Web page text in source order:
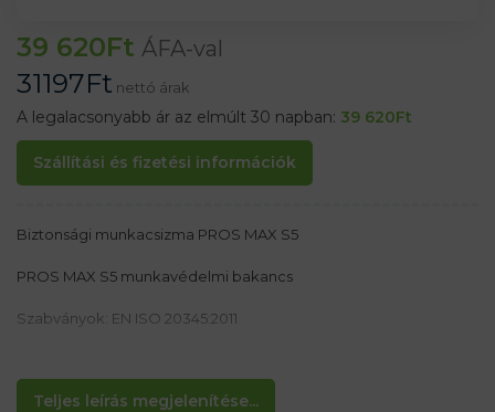
39 620Ft ÁFA-val
31197Ft nettó árak
A legalacsonyabb ár az elmúlt 30 napban: 39 620Ft
Szállítási és fizetési információk
Teljes leírás megjelenítése...
Biztonsági munkacsizma PROS MAX S5
PROS MAX S5 munkavédelmi bakancs
Szabványok: EN ISO 20345:2011
Tartós Plavitex Heavy Duty Fluo anyagból készült